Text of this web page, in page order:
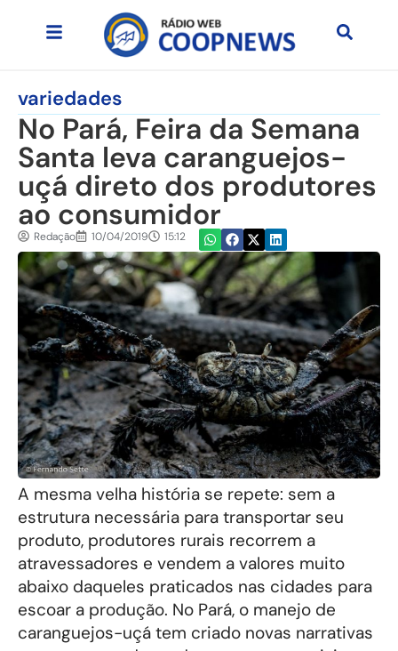
variedades
No Pará, Feira da Semana
Santa leva caranguejos-
uçá direto dos produtores
ao consumidor
Redação 10/04/2019 15:12
A mesma velha história se repete: sem a
estrutura necessária para transportar seu
produto, produtores rurais recorrem a
atravessadores e vendem a valores muito
abaixo daqueles praticados nas cidades para
escoar a produção. No Pará, o manejo de
caranguejos-uçá tem criado novas narrativas